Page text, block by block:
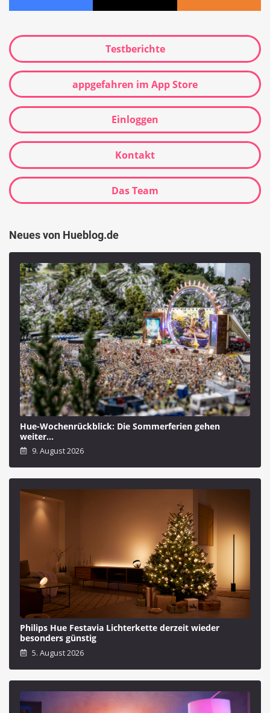
Testberichte
appgefahren im App Store
Einloggen
Kontakt
Das Team
Neues von Hueblog.de
Hue-Wochenrückblick: Die Sommerferien gehen
weiter…
9. August 2026
Philips Hue Festavia Lichterkette derzeit wieder
besonders günstig
5. August 2026